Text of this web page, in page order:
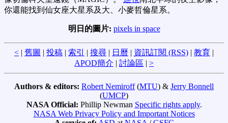
你還能找到仙女座大星系及大、小麥哲倫星系。
明日的圖片: pixels in space
< | 舊圖 | 投稿 | 索引 | 搜尋 | 日曆 | 資訊訂閱 (RSS) | 教育 |
APOD簡介 | 討論區 | >
Authors & editors: Robert Nemiroff(MTU) & Jerry Bonnell
(UMCP)
NASA Official: Phillip Newman Specific rights apply.
NASA Web Privacy Policy and Important Notices